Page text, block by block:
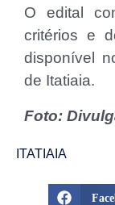
O edital
critérios e
disponível
de Itatiaia.
Foto:
ITATIAIA